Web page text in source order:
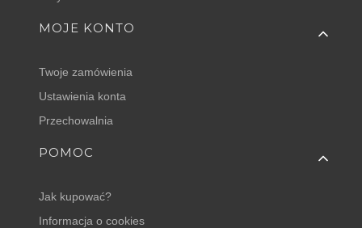
MOJE KONTO
Twoje zamówienia
Ustawienia konta
Przechowalnia
POMOC
Jak kupować?
Informacja o cookies